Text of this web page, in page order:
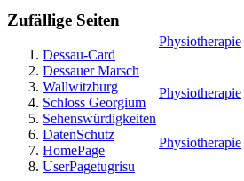
Zufällige Seiten
Dessau-Card
Dessauer Marsch
Wallwitzburg
Schloss Georgium
Sehenswürdigkeiten
DatenSchutz
HomePage
UserPagetugrisu
Physiotherapie
Physiotherapie
Physiotherapie